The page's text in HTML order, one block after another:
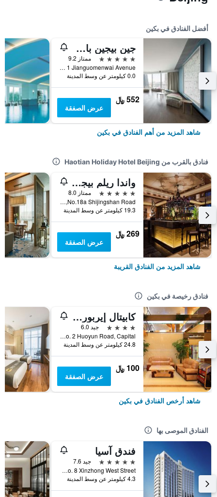
أفضل الفنادق في بكين
جين بيجين باي شانغريلا
5 نجوم
ممتاز 9.2
No 1 Jianguomenwai Avenue, بكين, الصين
0.0 كيلومتر عن وسط المدينة
552 ﷼
عرض الصفقة
شاهد المزيد من أهم الفنادق في بكين
فنادق بالقرب من Haotian Holiday Hotel Beijing
واندا ريلم بيجينج
5 نجوم
ممتاز 8.0
No.18a Shijingshan Road, بكين, الصين
19.3 كيلومتر عن وسط المدينة
269 ﷼
عرض الصفقة
شاهد المزيد من الفنادق القريبة
فنادق رخيصة في بكين
كابيتال إيربورت إنترناشونال هوتل
4 نجوم
جيد 6.0
No. 2 Huoyun Road, Capital, بكين, الصين
24.8 كيلومتر عن وسط المدينة
100 ﷼
عرض الصفقة
شاهد أرخص الفنادق في بكين
الفنادق الموصى بها
فندق آسيا
5 نجوم
جيد 7.6
No. 8 Xinzhong West Street, بكين, الصين
4.3 كيلومتر عن وسط المدينة